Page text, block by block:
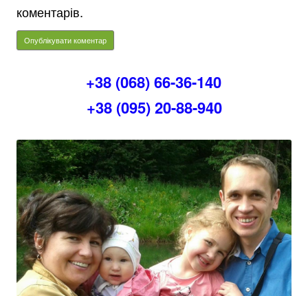
коментарів.
+38 (068) 66-36-140
+38 (095) 20-88-940